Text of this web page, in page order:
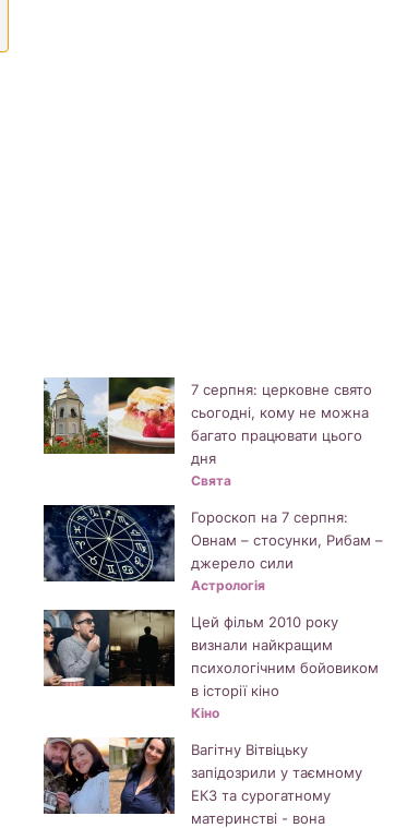
7 серпня: церковне свято
сьогодні, кому не можна
багато працювати цього
дня
Свята
Гороскоп на 7 серпня:
Овнам – стосунки, Рибам –
джерело сили
Астрологія
Цей фільм 2010 року
визнали найкращим
психологічним бойовиком
в історії кіно
Кіно
Вагітну Вітвіцьку
запідозрили у таємному
ЕКЗ та сурогатному
материнстві - вона